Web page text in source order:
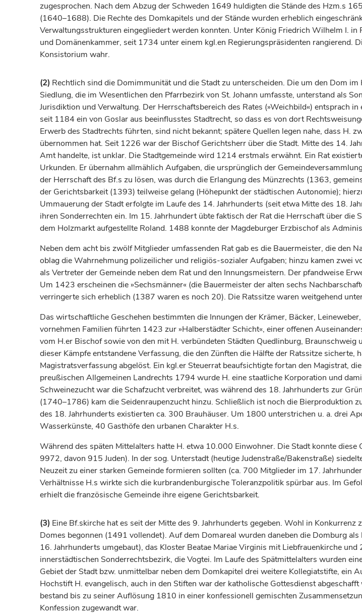
zugesprochen. Nach dem Abzug der Schweden 1649 huldigten die Stände des Hzm.s
(1640–1688). Die Rechte des Domkapitels und der Stände wurden erheblich
Verwaltungsstrukturen eingegliedert werden konnten. Unter König Friedrich Wilhelm I. in
und Domänenkammer, seit 1734 unter einem kgl.en Regierungspräsidenten rangierend.
Konsistorium wahr.
(2) Rechtlich sind die Domimmunität und die Stadt zu unterscheiden. Die um den Dom
Siedlung, die im Wesentlichen den Pfarrbezirk von St. Johann umfasste, unterstand als
Jurisdiktion und Verwaltung. Der Herrschaftsbereich des Rates (»Weichbild«) entsprach
seit 1184 ein von Goslar aus beeinflusstes Stadtrecht, so dass es von dort
Erwerb des Stadtrechts führten, sind nicht bekannt; spätere Quellen legen nahe, dass
übernommen hat. Seit 1226 war der BischofGerichtsherr über die Stadt. Mitte des 14.
Amt handelte, ist unklar. Die Stadtgemeinde wird 1214 erstmals erwähnt. Ein Rat
Urkunden. Er übernahm allmählich Aufgaben, die ursprünglich der
der Herrschaft des Bf.s zu lösen, was durch die Erlangung des Münzrechts (1363,
der Gerichtsbarkeit (1393) teilweise gelang (Höhepunkt der städtischen Autonomie);
Ummauerung der Stadt erfolgte im Laufe des 14. Jahrhunderts (seit etwa Mitte des 18.
ihren Sonderrechten ein. Im 15. Jahrhundertübte faktisch der Rat die Herrschaft über die
dem Holzmarkt aufgestellte Roland. 1488 konnte der Magdeburger Erzbischofals
Neben dem acht bis zwölf Mitglieder umfassenden Rat gab es die Bauermeister, die
oblag die Wahrnehmung polizeilicher und religiös-sozialer Aufgaben; hinzu kamen zwei
als Vertreter der Gemeinde neben dem Rat und den Innungsmeistern. Der pfandweise
Um 1423 erscheinen die »Sechsmänner« (die Bauermeister der alten sechs
verringerte sich erheblich (1387 waren es noch 20). Die Ratssitze waren weitgehend
Das wirtschaftliche Geschehen bestimmten die Innungen der Krämer, Bäcker,
vornehmen Familien führten 1423 zur »Halberstädter Schicht«, einer offenen
vom H.er Bischofsowie von den mit H. verbündeten Städten Quedlinburg, Braunschweig
dieser Kämpfe entstandene Verfassung, die den Zünften die Hälfte der Ratssitze
Magistratsverfassung abgelöst. Ein kgl.er Steuerrat beaufsichtigte fortan den Magistrat,
preußischen Allgemeinen Landrechts 1794 wurde H. eine staatliche Korporation und
Schweinezucht war die Schafzucht verbreitet, was während des 18. Jahrhunderts zur
(1740–1786) kam die Seidenraupenzucht hinzu. Schließlich ist noch die Bierproduktion
des 18. Jahrhunderts existierten ca. 300 Brauhäuser. Um 1800 unterstrichen u. a. drei
Wasserkünste, 40 Gasthöfe den urbanen Charakter H.s.
Während des späten Mittelalters hatte H. etwa 10.000 Einwohner. Die Stadt konnte
9972, davon 915 Juden). In der sog. Unterstadt (heutige Judenstraße/Bakenstraße)
Neuzeit zu einer starken Gemeinde formieren sollten (ca. 700 Mitglieder im 17.
Verhältnisse H.s wirkte sich die kurbrandenburgische Toleranzpolitik spürbar aus. Im
erhielt die französische Gemeinde ihre eigene Gerichtsbarkeit.
(3) Eine Bf.skirche hat es seit der Mitte des 9. Jahrhunderts gegeben. Wohl in Konkurrenz
Domes begonnen (1491 vollendet). Auf dem Domareal wurden daneben die Domburg als
16. Jahrhunderts umgebaut), das Kloster Beatae Mariae Virginis mit Liebfrauenkirche
innerstädtischen Sonderrechtsbezirk, die Vogtei. Im Laufe des Spätmittelalters wurden
Gebiet der Stadt bzw. unmittelbar neben dem Domkapitel drei weitere Kollegiatstifte,
Hochstift H. evangelisch, auch in den Stiften war der katholische Gottesdienst
bestand bis zu seiner Auflösung 1810 in einer konfessionell gemischten
Konfession zugewandt war.